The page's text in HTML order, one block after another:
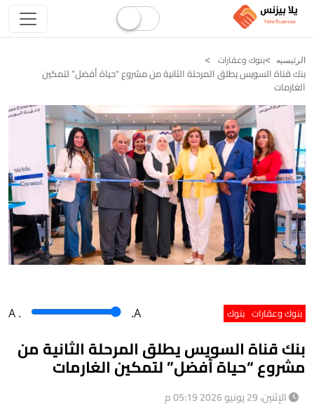
الرئيسيه بنوك وعقارات
بنك قناة السويس يطلق المرحلة الثانية من مشروع “حياة أفضل” لتمكين
الغارمات
بنوك وعقارات بنوك A . .A
بنك قناة السويس يطلق المرحلة الثانية من
مشروع “حياة أفضل” لتمكين الغارمات
الإثنين، 29 يونيو 2026 05:19 م